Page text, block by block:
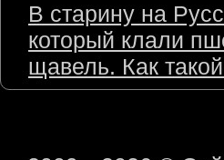
В старину на
который клали
щавель. Как